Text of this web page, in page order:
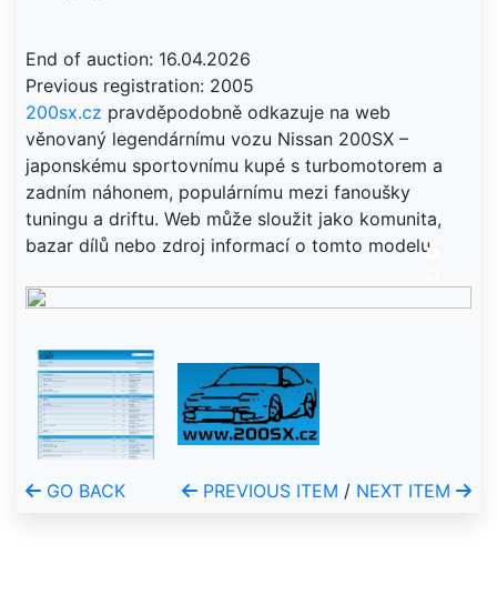
End of auction: 16.04.2026
200sx.cz pravděpodobně odkazuje na web
věnovaný legendárnímu vozu Nissan 200SX –
japonskému sportovnímu kupé s turbomotorem a
zadním náhonem, populárnímu mezi fanoušky
tuningu a driftu. Web může sloužit jako komunita,
bazar dílů nebo zdroj informací o tomto modelu.
GO BACK PREVIOUS ITEM / NEXT ITEM